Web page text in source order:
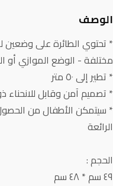
الوصف
* تحتوي الطائرة على وضعين
مختلفة - الوضع الموازي أو
* تطير إلى ٥٠ متر
* تصميم آمن وقابل
* سيتمكن الأطفال من
الرائعة
الحجم :
٤٩ سم * ٤٨ سم